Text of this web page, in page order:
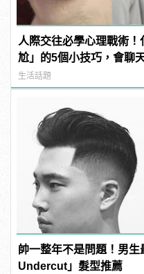
人際交往必學心理戰術！
尬」的5個小技巧，會聊
魅力！ | manfashion這樣
生活話題
帥一整年不是問題！男
Undercut」髮型推薦